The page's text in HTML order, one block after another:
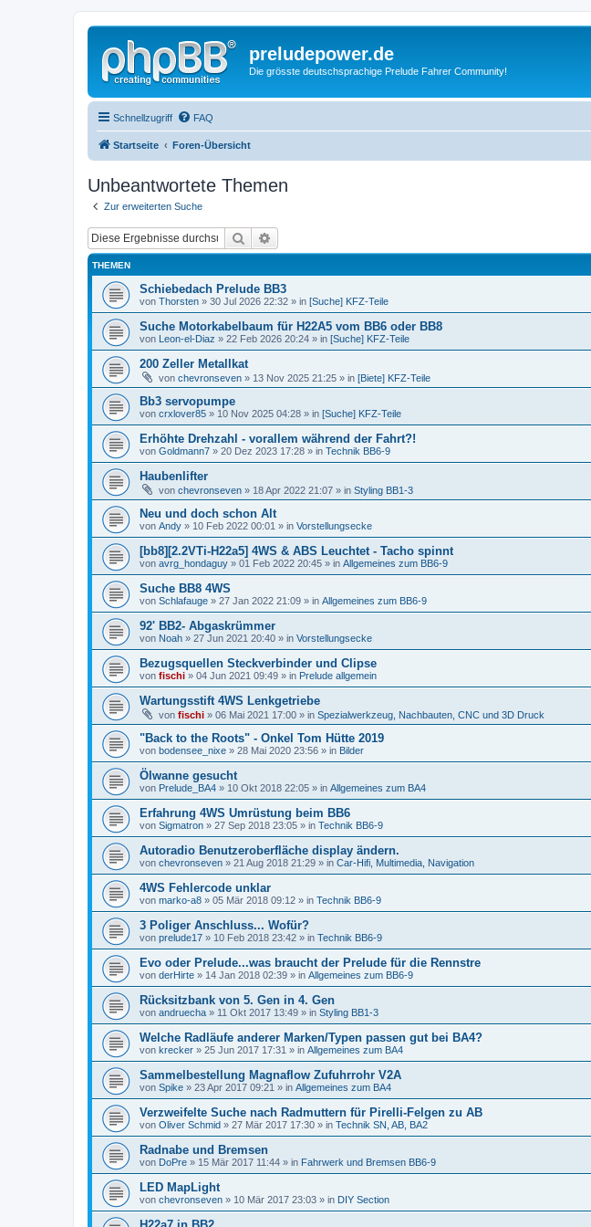
preludepower.de
Die grösste deutschsprachige Prelude Fahrer Community!
Schnellzugriff FAQ
Startseite Foren-Übersicht
Unbeantwortete Themen
Zur erweiterten Suche
Suche
THEMEN
Schiebedach Prelude BB3
von Thorsten » 30 Jul 2026 22:32 » in [Suche] KFZ-Teile
Suche Motorkabelbaum für H22A5 vom BB6 oder BB8
von Leon-el-Diaz » 22 Feb 2026 20:24 » in [Suche] KFZ-Teile
200 Zeller Metallkat
von chevronseven » 13 Nov 2025 21:25 » in [Biete] KFZ-Teile
Bb3 servopumpe
von crxlover85 » 10 Nov 2025 04:28 » in [Suche] KFZ-Teile
Erhöhte Drehzahl - vorallem während der Fahrt?!
von Goldmann7 » 20 Dez 2023 17:28 » in Technik BB6-9
Haubenlifter
von chevronseven » 18 Apr 2022 21:07 » in Styling BB1-3
Neu und doch schon Alt
von Andy » 10 Feb 2022 00:01 » in Vorstellungsecke
[bb8][2.2VTi-H22a5] 4WS & ABS Leuchtet - Tacho spinnt
von avrg_hondaguy » 01 Feb 2022 20:45 » in Allgemeines zum BB6-9
Suche BB8 4WS
von Schlafauge » 27 Jan 2022 21:09 » in Allgemeines zum BB6-9
92' BB2- Abgaskrümmer
von Noah » 27 Jun 2021 20:40 » in Vorstellungsecke
Bezugsquellen Steckverbinder und Clipse
von fischi » 04 Jun 2021 09:49 » in Prelude allgemein
Wartungsstift 4WS Lenkgetriebe
von fischi » 06 Mai 2021 17:00 » in Spezialwerkzeug, Nachbauten, CNC und 3D Druck
"Back to the Roots" - Onkel Tom Hütte 2019
von bodensee_nixe » 28 Mai 2020 23:56 » in Bilder
Ölwanne gesucht
von Prelude_BA4 » 10 Okt 2018 22:05 » in Allgemeines zum BA4
Erfahrung 4WS Umrüstung beim BB6
von Sigmatron » 27 Sep 2018 23:05 » in Technik BB6-9
Autoradio Benutzeroberfläche display ändern.
von chevronseven » 21 Aug 2018 21:29 » in Car-Hifi, Multimedia, Navigation
4WS Fehlercode unklar
von marko-a8 » 05 Mär 2018 09:12 » in Technik BB6-9
3 Poliger Anschluss... Wofür?
von prelude17 » 10 Feb 2018 23:42 » in Technik BB6-9
Evo oder Prelude...was braucht der Prelude für die Rennstre
von derHirte » 14 Jan 2018 02:39 » in Allgemeines zum BB6-9
Rücksitzbank von 5. Gen in 4. Gen
von andruecha » 11 Okt 2017 13:49 » in Styling BB1-3
Welche Radläufe anderer Marken/Typen passen gut bei BA4?
von krecker » 25 Jun 2017 17:31 » in Allgemeines zum BA4
Sammelbestellung Magnaflow Zufuhrrohr V2A
von Spike » 23 Apr 2017 09:21 » in Allgemeines zum BA4
Verzweifelte Suche nach Radmuttern für Pirelli-Felgen zu AB
von Oliver Schmid » 27 Mär 2017 17:30 » in Technik SN, AB, BA2
Radnabe und Bremsen
von DoPre » 15 Mär 2017 11:44 » in Fahrwerk und Bremsen BB6-9
LED MapLight
von chevronseven » 10 Mär 2017 23:03 » in DIY Section